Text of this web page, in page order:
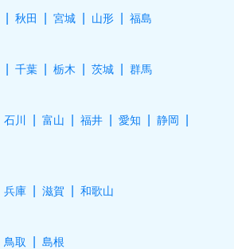
秋田 宮城 山形 福島
千葉 栃木 茨城 群馬
石川 富山 福井 愛知
静岡
兵庫 滋賀 和歌山
鳥取 島根